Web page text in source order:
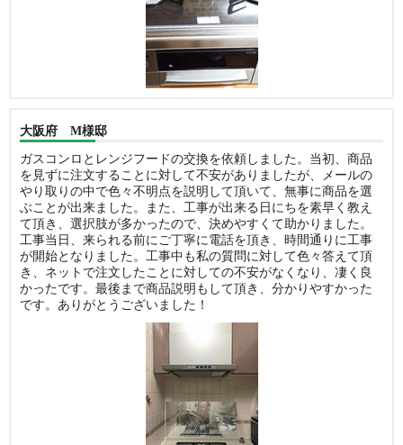
大阪府 M様邸
ガスコンロとレンジフードの交換を依頼しました。当初、商品
を見ずに注文することに対して不安がありましたが、メールの
やり取りの中で色々不明点を説明して頂いて、無事に商品を選
ぶことが出来ました。また、工事が出来る日にちを素早く教え
て頂き、選択肢が多かったので、決めやすくて助かりました。
工事当日、来られる前にご丁寧に電話を頂き、時間通りに工事
が開始となりました。工事中も私の質問に対して色々答えて頂
き、ネットで注文したことに対しての不安がなくなり、凄く良
かったです。最後まで商品説明もして頂き、分かりやすかった
です。ありがとうございました！